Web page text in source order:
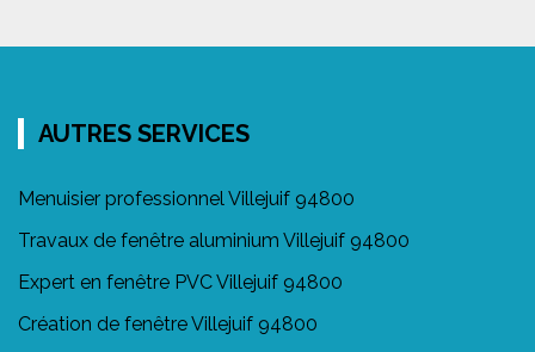
AUTRES SERVICES
Menuisier professionnel Villejuif 94800
Travaux de fenêtre aluminium Villejuif 94800
Expert en fenêtre PVC Villejuif 94800
Création de fenêtre Villejuif 94800